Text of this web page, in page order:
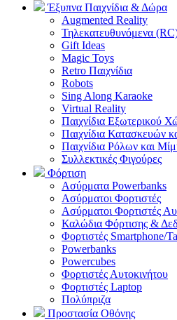
Έξυπνα Παιχνίδια & Δώρα
Augmented Reality
Τηλεκατευθυνόμενα
Gift Ideas
Magic Toys
Retro Παιχνίδια
Robots
Sing Along Karaoke
Virtual Reality
Παιχνίδια Εξωτερικού
Παιχνίδια Κατασκευών
Παιχνίδια Ρόλων και
Συλλεκτικές Φιγούρες
Φόρτιση
Ασύρματα Powerbanks
Aσύρματοι Φορτιστές
Ασύρματοι Φορτιστές
Καλώδια Φόρτισης &
Φορτιστές Smartphone/
Powerbanks
Powercubes
Φορτιστές Αυτοκινήτου
Φορτιστές Laptop
Πολύπριζα
Προστασία Οθόνης